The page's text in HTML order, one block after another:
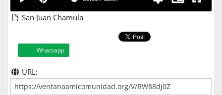
San Juan Chamula
Whatsapp
URL: